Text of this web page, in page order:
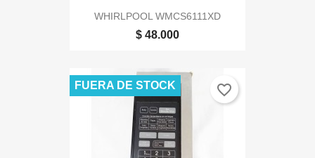
WHIRLPOOL WMCS6111XD
$ 48.000
FUERA DE STOCK favorite_border